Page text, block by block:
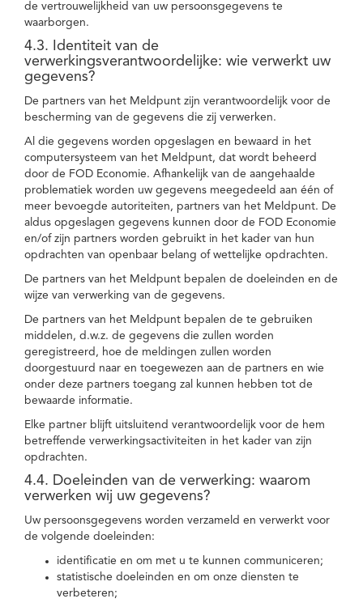
de vertrouwelijkheid van uw persoonsgegevens te
waarborgen.
4.3. Identiteit van de
verwerkingsverantwoordelijke: wie verwerkt uw
gegevens?
De partners van het Meldpunt zijn verantwoordelijk voor de
bescherming van de gegevens die zij verwerken.
Al die gegevens worden opgeslagen en bewaard in het
computersysteem van het Meldpunt, dat wordt beheerd
door de FOD Economie. Afhankelijk van de aangehaalde
problematiek worden uw gegevens meegedeeld aan één of
meer bevoegde autoriteiten, partners van het Meldpunt. De
aldus opgeslagen gegevens kunnen door de FOD Economie
en/of zijn partners worden gebruikt in het kader van hun
opdrachten van openbaar belang of wettelijke opdrachten.
De partners van het Meldpunt bepalen de doeleinden en de
wijze van verwerking van de gegevens.
De partners van het Meldpunt bepalen de te gebruiken
middelen, d.w.z. de gegevens die zullen worden
geregistreerd, hoe de meldingen zullen worden
doorgestuurd naar en toegewezen aan de partners en wie
onder deze partners toegang zal kunnen hebben tot de
bewaarde informatie.
Elke partner blijft uitsluitend verantwoordelijk voor de hem
betreffende verwerkingsactiviteiten in het kader van zijn
opdrachten.
4.4. Doeleinden van de verwerking: waarom
verwerken wij uw gegevens?
Uw persoonsgegevens worden verzameld en verwerkt voor
de volgende doeleinden:
identificatie en om met u te kunnen communiceren;
statistische doeleinden en om onze diensten te
verbeteren;